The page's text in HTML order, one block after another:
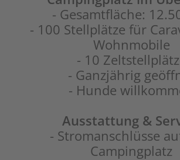
- Gesamtfläche:
- 100 Stellplätze für
Wohnmobile
- 10
- Ganzjährig
- Hunde
Ausstattung &
- Stromanschlüsse
Campingplatz